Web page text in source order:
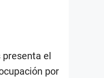
el
por